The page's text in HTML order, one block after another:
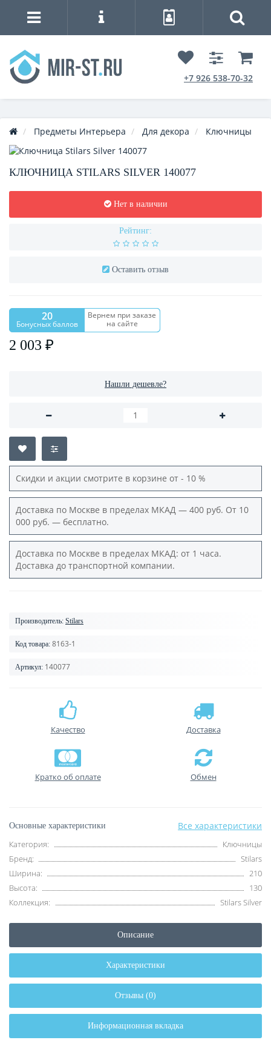
+7 926 538-70-32
Предметы Интерьера Для декора Ключницы
КЛЮЧНИЦА STILARS SILVER 140077
Нет в наличии
Рейтинг:
Оставить отзыв
20
Бонусных баллов
Вернем при заказе
на сайте
2 003 ₽
Нашли дешевле?
Скидки и акции смотрите в корзине от - 10 %
Доставка по Москве в пределах МКАД — 400 руб. От 10
000 руб. — бесплатно.
Доставка по Москве в пределах МКАД: от 1 часа.
Доставка до транспортной компании.
Производитель: Stilars
Код товара: 8163-1
Артикул: 140077
Качество Доставка
Кратко об оплате Обмен
Основные характеристики Все характеристики
Категория:
Ключницы
Бренд:
Stilars
Ширина:
210
Высота:
130
Коллекция:
Stilars Silver
Описание
Характеристики
Отзывы (0)
Информационная вкладка